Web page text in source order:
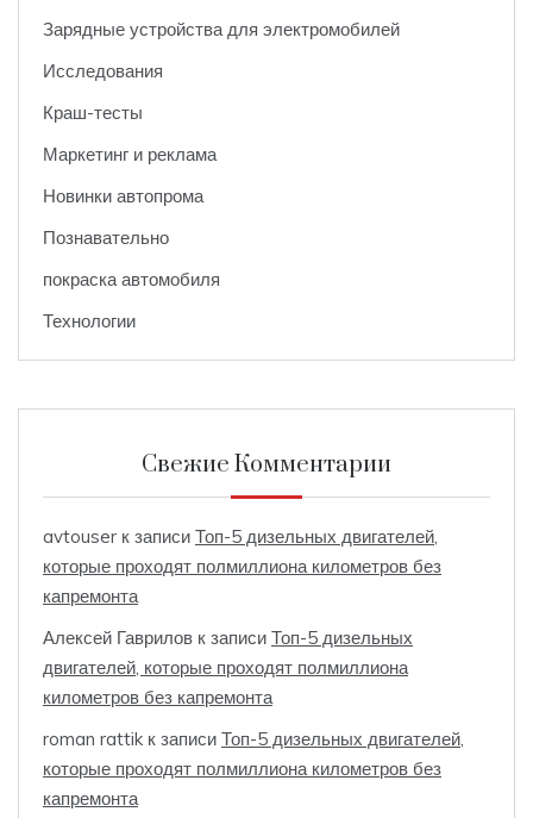
Зарядные устройства для электромобилей
Исследования
Краш-тесты
Маркетинг и реклама
Новинки автопрома
Познавательно
покраска автомобиля
Технологии
Свежие Комментарии
avtouser к записи Топ-5 дизельных двигателей,
которые проходят полмиллиона километров без
капремонта
Алексей Гаврилов к записи Топ-5 дизельных
двигателей, которые проходят полмиллиона
километров без капремонта
roman rattik к записи Топ-5 дизельных двигателей,
которые проходят полмиллиона километров без
капремонта